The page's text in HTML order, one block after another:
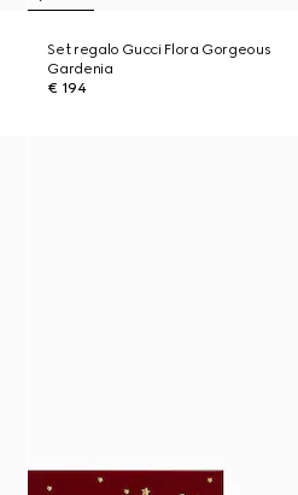
Set regalo Gucci Flora Gorgeous
Gardenia
€ 194